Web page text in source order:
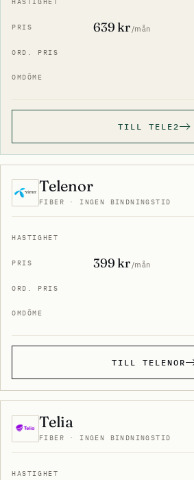
639 kr/mån
TILL TELE2
Telenor
FIBER · INGEN BINDNINGSTID
399 kr/mån
TILL TELENOR
Telia
FIBER · INGEN BINDNINGSTID